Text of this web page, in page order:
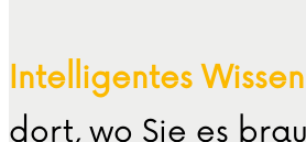
Intelligentes Wissen
dort, wo Sie es